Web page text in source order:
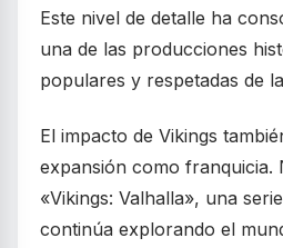
Este nivel de detalle ha
una de las producciones
populares y respetadas de
El impacto de Vikings
expansión como franquicia.
«Vikings: Valhalla», una
continúa explorando el